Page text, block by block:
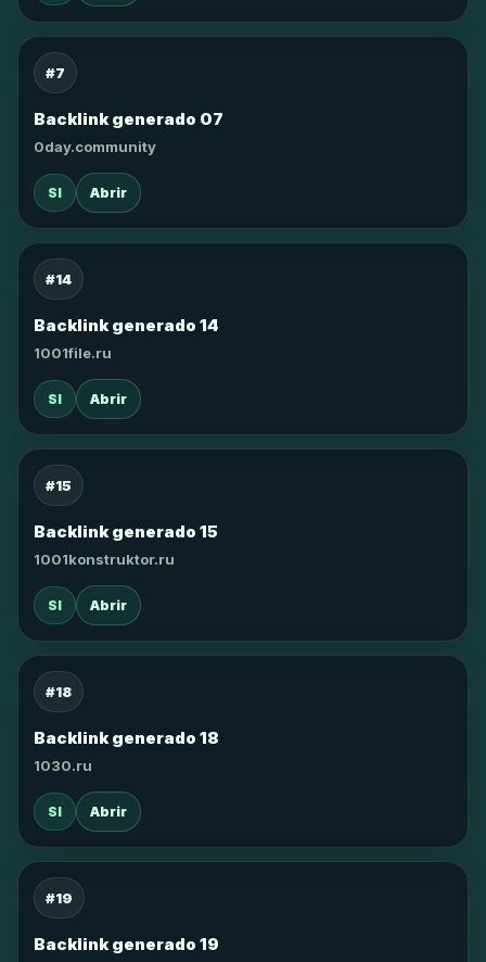
#7
Backlink generado 07
0day.community
SI Abrir
#14
Backlink generado 14
1001file.ru
SI Abrir
#15
Backlink generado 15
1001konstruktor.ru
SI Abrir
#18
Backlink generado 18
1030.ru
SI Abrir
#19
Backlink generado 19